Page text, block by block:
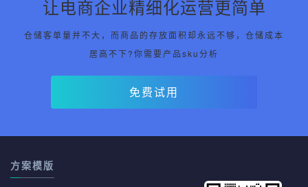
让电商企业精细化运营更简单
仓储客单量并不大，而商品的存放面积却永远不够，仓储成本
居高不下?你需要产品sku分析
免费试用
方案模版